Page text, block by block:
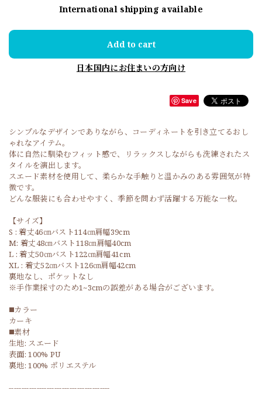
International shipping available
Add to cart
日本国内にお住まいの方向け
Save
シンプルなデザインでありながら、コーディネートを引き立てるおし
ゃれなアイテム。
体に自然に馴染むフィット感で、リラックスしながらも洗練されたス
タイルを演出します。
スエード素材を使用して、柔らかな手触りと温かみのある雰囲気が特
徴です。
どんな服装にも合わせやすく、季節を問わず活躍する万能な一枚。
【サイズ】
S : 着丈46㎝バスト114㎝肩幅39cm
M: 着丈48㎝バスト118㎝肩幅40cm
L : 着丈50㎝バスト122㎝肩幅41cm
XL : 着丈52㎝バスト126㎝肩幅42cm
裏地なし、ポケットなし
※手作業採寸のため1~3cmの誤差がある場合がございます。
◼️カラー
カーキ
◼️素材
生地: スエード
表面: 100% PU
裏地: 100% ポリエステル
----------------------------------------